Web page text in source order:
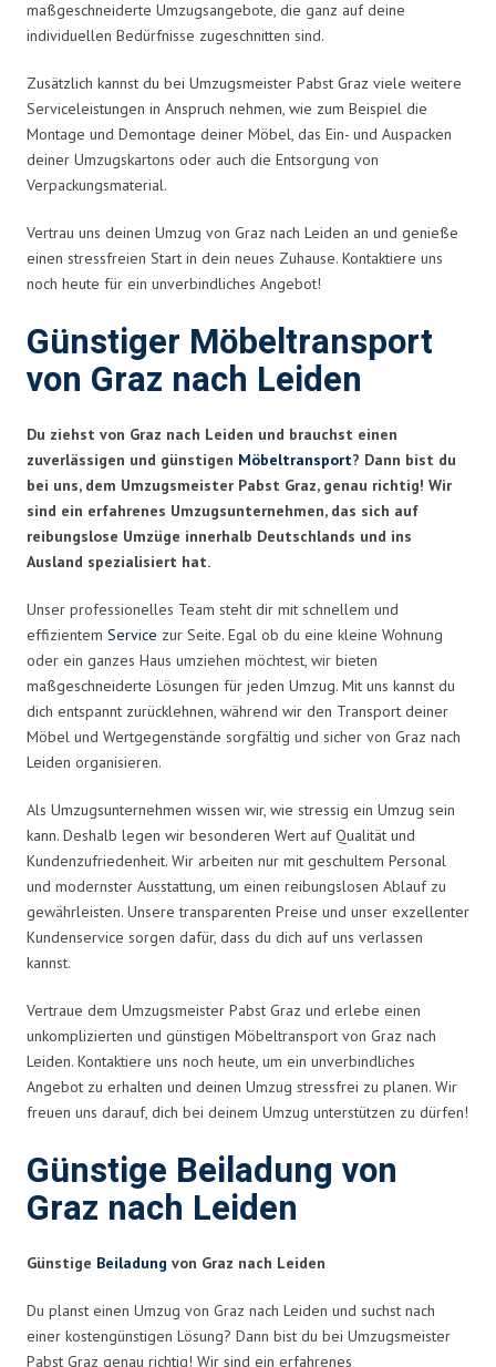
maßgeschneiderte Umzugsangebote, die ganz auf deine
individuellen Bedürfnisse zugeschnitten sind.
Zusätzlich kannst du bei Umzugsmeister Pabst Graz viele weitere
Serviceleistungen in Anspruch nehmen, wie zum Beispiel die
Montage und Demontage deiner Möbel, das Ein- und Auspacken
deiner Umzugskartons oder auch die Entsorgung von
Verpackungsmaterial.
Vertrau uns deinen Umzug von Graz nach Leiden an und genieße
einen stressfreien Start in dein neues Zuhause. Kontaktiere uns
noch heute für ein unverbindliches Angebot!
Günstiger Möbeltransport
von Graz nach Leiden
Du ziehst von Graz nach Leiden und brauchst einen
zuverlässigen und günstigen Möbeltransport? Dann bist du
bei uns, dem Umzugsmeister Pabst Graz, genau richtig! Wir
sind ein erfahrenes Umzugsunternehmen, das sich auf
reibungslose Umzüge innerhalb Deutschlands und ins
Ausland spezialisiert hat.
Unser professionelles Team steht dir mit schnellem und
effizientem Service zur Seite. Egal ob du eine kleine Wohnung
oder ein ganzes Haus umziehen möchtest, wir bieten
maßgeschneiderte Lösungen für jeden Umzug. Mit uns kannst du
dich entspannt zurücklehnen, während wir den Transport deiner
Möbel und Wertgegenstände sorgfältig und sicher von Graz nach
Leiden organisieren.
Als Umzugsunternehmen wissen wir, wie stressig ein Umzug sein
kann. Deshalb legen wir besonderen Wert auf Qualität und
Kundenzufriedenheit. Wir arbeiten nur mit geschultem Personal
und modernster Ausstattung, um einen reibungslosen Ablauf zu
gewährleisten. Unsere transparenten Preise und unser exzellenter
Kundenservice sorgen dafür, dass du dich auf uns verlassen
kannst.
Vertraue dem Umzugsmeister Pabst Graz und erlebe einen
unkomplizierten und günstigen Möbeltransport von Graz nach
Leiden. Kontaktiere uns noch heute, um ein unverbindliches
Angebot zu erhalten und deinen Umzug stressfrei zu planen. Wir
freuen uns darauf, dich bei deinem Umzug unterstützen zu dürfen!
Günstige Beiladung von
Graz nach Leiden
Günstige Beiladung von Graz nach Leiden
Du planst einen Umzug von Graz nach Leiden und suchst nach
einer kostengünstigen Lösung? Dann bist du bei Umzugsmeister
Pabst Graz genau richtig! Wir sind ein erfahrenes